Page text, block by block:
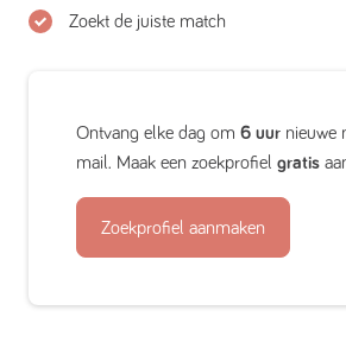
Zoekt de juiste match
Ontvang elke dag om 6 uur nieuwe
mail. Maak een zoekprofiel gratis
Zoekprofiel aanmaken